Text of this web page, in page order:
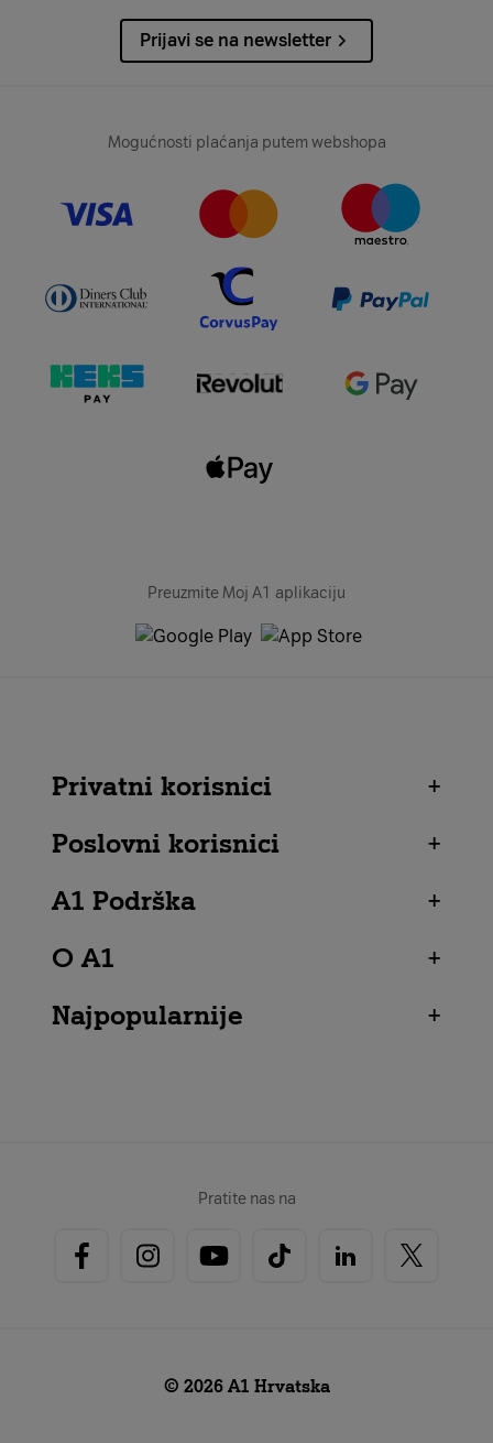
Prijavi se na newsletter
Mogućnosti plaćanja putem webshopa
Preuzmite Moj A1 aplikaciju
Privatni korisnici
+
Poslovni korisnici
+
A1 Podrška
+
O A1
+
Najpopularnije
+
Pratite nas na
© 2026 A1 Hrvatska